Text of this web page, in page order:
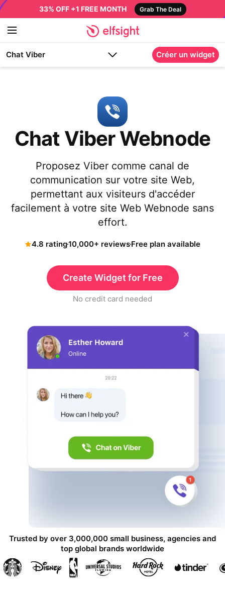
33% OFF +1 FREE MONTH Grab The Deal
Chat Viber Créer un widget
Chat Viber Webnode
Proposez Viber comme canal de
communication sur votre site Web,
permettant aux visiteurs d'accéder
facilement à votre site Web Webnode sans
effort.
4.8 rating10,000+ reviewsFree plan available
Create Widget for Free
No credit card needed
Trusted by over 3,000,000 small business, agencies and
top global brands worldwide